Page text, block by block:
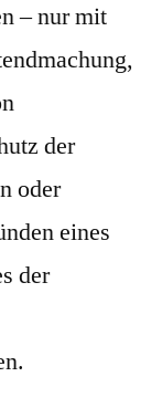
– nur mit
der
oder
eines
der